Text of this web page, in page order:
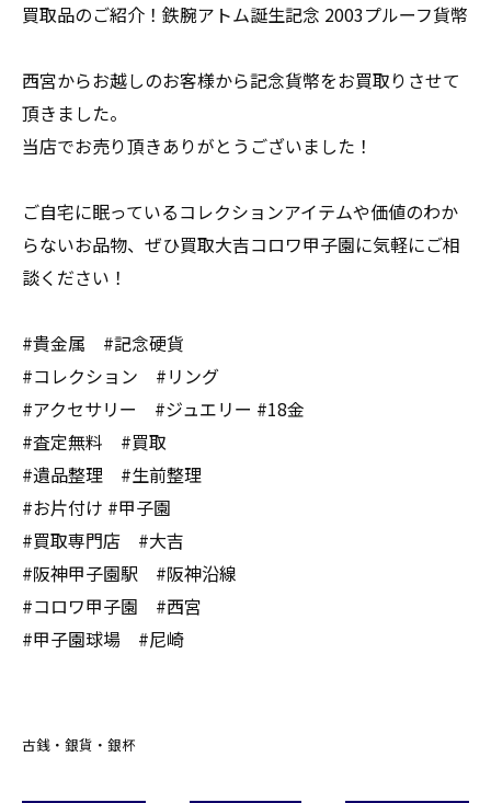
買取品のご紹介！鉄腕アトム誕生記念 2003プルーフ貨幣
西宮からお越しのお客様から記念貨幣をお買取りさせて
頂きました。
当店でお売り頂きありがとうございました！
ご自宅に眠っているコレクションアイテムや価値のわか
らないお品物、ぜひ買取大吉コロワ甲子園に気軽にご相
談ください！
#貴金属 #記念硬貨
#コレクション #リング
#アクセサリー #ジュエリー #18金
#査定無料 #買取
#遺品整理 #生前整理
#お片付け #甲子園
#買取専門店 #大吉
#阪神甲子園駅 #阪神沿線
#コロワ甲子園 #西宮
#甲子園球場 #尼崎
古銭・銀貨・銀杯